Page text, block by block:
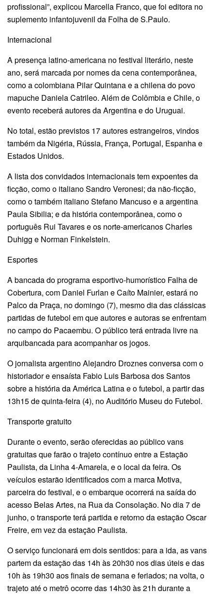
profissional”, explicou Marcella Franco, que foi editora no
suplemento infantojuvenil da Folha de S.Paulo.
Internacional
A presença latino-americana no festival literário, neste
ano, será marcada por nomes da cena contemporânea,
como a colombiana Pilar Quintana e a chilena do povo
mapuche Daniela Catrileo. Além de Colômbia e Chile, o
evento receberá autores da Argentina e do Uruguai.
No total, estão previstos 17 autores estrangeiros, vindos
também da Nigéria, Rússia, França, Portugal, Espanha e
Estados Unidos.
A lista dos convidados internacionais tem expoentes da
ficção, como o italiano Sandro Veronesi; da não-ficção,
como o também italiano Stefano Mancuso e a argentina
Paula Sibilia; e da história contemporânea, como o
português Rui Tavares e os norte-americanos Charles
Duhigg e Norman Finkelstein.
Esportes
A bancada do programa esportivo-humorístico Falha de
Cobertura, com Daniel Furlan e Caíto Mainier, estará no
Palco da Praça, no domingo (7), mesmo dia das clássicas
partidas de futebol em que autores e autoras se enfrentam
no campo do Pacaembu. O público terá entrada livre na
arquibancada para acompanhar os jogos.
O jornalista argentino Alejandro Droznes conversa com o
historiador e ensaísta Fabio Luis Barbosa dos Santos
sobre a história da América Latina e o futebol, a partir das
13h15 de quinta-feira (4), no Auditório Museu do Futebol.
Transporte gratuito
Durante o evento, serão oferecidas ao público vans
gratuitas que farão o trajeto contínuo entre a Estação
Paulista, da Linha 4-Amarela, e o local da feira. Os
veículos estarão identificados com a marca Motiva,
parceira do festival, e o embarque ocorrerá na saída do
acesso Belas Artes, na Rua da Consolação. No dia 7 de
junho, o transporte terá partida e retorno da estação Oscar
Freire, em vez da estação Paulista.
O serviço funcionará em dois sentidos: para a ida, as vans
partem da estação das 14h às 20h30 nos dias úteis e das
10h às 19h30 aos finais de semana e feriados; na volta, o
trajeto até o metrô ocorre das 14h30 às 21h durante a